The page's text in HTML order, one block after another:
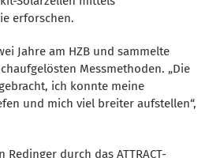
erforschen.
Jahre am HZB und sammelte
Messmethoden. „Die
ich konnte meine
und mich viel breiter aufstellen“,
durch das ATTRACT-